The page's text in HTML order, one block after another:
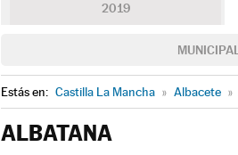
2019
Estás en: Castilla La Mancha » Albacete »
ALBATANA